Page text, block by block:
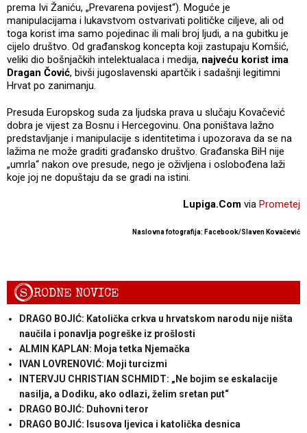
prema Ivi Žaniću, „Prevarena povijest“). Moguće je
manipulacijama i lukavstvom ostvarivati političke ciljeve, ali od
toga korist ima samo pojedinac ili mali broj ljudi, a na gubitku je
cijelo društvo. Od građanskog koncepta koji zastupaju Komšić,
veliki dio bošnjačkih intelektualaca i medija, najveću korist ima
Dragan Čović, bivši jugoslavenski apartčik i sadašnji legitimni
Hrvat po zanimanju.
Presuda Europskog suda za ljudska prava u slučaju Kovačević
dobra je vijest za Bosnu i Hercegovinu. Ona poništava lažno
predstavljanje i manipulacije s identitetima i upozorava da se na
lažima ne može graditi građansko društvo. Građanska BiH nije
„umrla“ nakon ove presude, nego je oživljena i oslobođena laži
koje joj ne dopuštaju da se gradi na istini.
Lupiga.Com via Prometej
Naslovna fotografija: Facebook/Slaven Kovačević
SRODNE NOVICE
DRAGO BOJIĆ: Katolička crkva u hrvatskom narodu nije ništa
naučila i ponavlja pogreške iz prošlosti
ALMIN KAPLAN: Moja tetka Njemačka
IVAN LOVRENOVIĆ: Moji turcizmi
INTERVJU CHRISTIAN SCHMIDT: „Ne bojim se eskalacije
nasilja, a Dodiku, ako odlazi, želim sretan put“
DRAGO BOJIĆ: Duhovni teror
DRAGO BOJIĆ: ​Isusova ljevica i katolička desnica